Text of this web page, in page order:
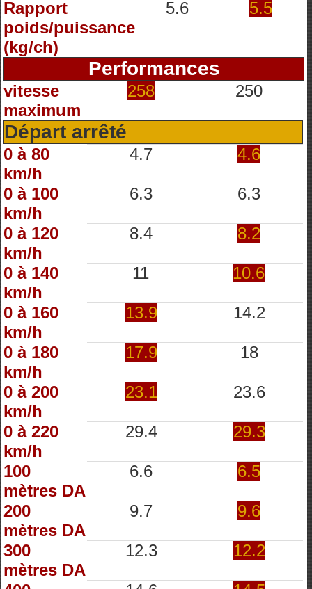
Rapport
poids/puissance
(kg/ch)
5.6 5.5
Performances
vitesse
maximum
258 250
Départ arrêté
0 à 80
km/h
4.7 4.6
0 à 100
km/h
6.3 6.3
0 à 120
km/h
8.4 8.2
0 à 140
km/h
11 10.6
0 à 160
km/h
13.9 14.2
0 à 180
km/h
17.9 18
0 à 200
km/h
23.1 23.6
0 à 220
km/h
29.4 29.3
100
mètres DA
6.6 6.5
200
mètres DA
9.7 9.6
300
mètres DA
12.3 12.2